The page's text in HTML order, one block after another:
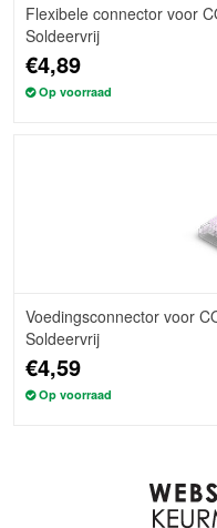
Flexibele connector voor
Soldeervrij
€4,89
Op voorraad
Voedingsconnector voor
Soldeervrij
€4,59
Op voorraad